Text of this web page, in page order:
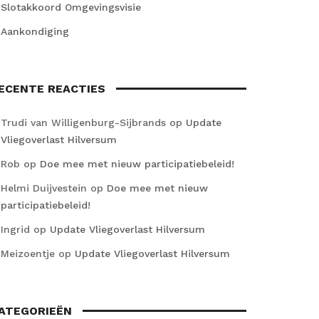
Slotakkoord Omgevingsvisie
Aankondiging
REACTIES
Trudi van Willigenburg-Sijbrands op Update
Vliegoverlast Hilversum
Rob op Doe mee met nieuw participatiebeleid!
Helmi Duijvestein op Doe mee met nieuw
participatiebeleid!
Ingrid op Update Vliegoverlast Hilversum
Meizoentje op Update Vliegoverlast Hilversum